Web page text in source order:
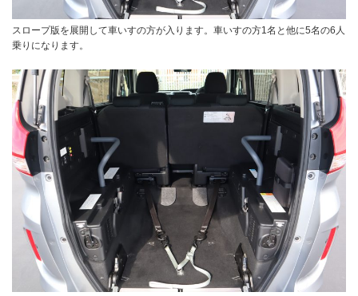
スロープ版を展開して車いすの方が入ります。車いすの方1名と他に5名の6人
乗りになります。